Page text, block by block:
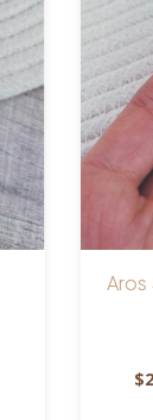
Aros